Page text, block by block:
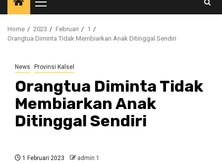
Primary
Menu
Home 2023 Februari
1
Orangtua Diminta Tidak Membiarkan Anak Ditinggal Sendiri
News Provinsi Kalsel
Orangtua Diminta Tidak
Membiarkan Anak
Ditinggal Sendiri
1 Februari 2023 admin 1